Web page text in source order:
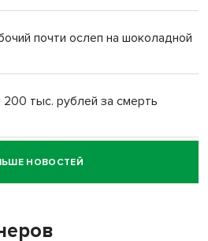
почти ослеп на шоколадной
тыс. рублей за смерть
водителя за смерть
в новосибирском селе лошади
НОВОСТЕЙ